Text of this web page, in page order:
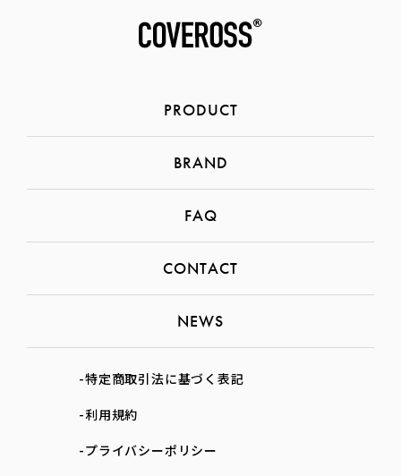
PRODUCT
BRAND
FAQ
CONTACT
NEWS
-特定商取引法に基づく表記
-利用規約
-プライバシーポリシー